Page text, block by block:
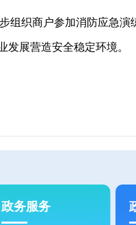
织商户参加消防应急演
展营造安全稳定环境。
政务服务